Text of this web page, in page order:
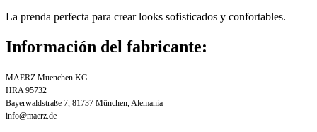
La prenda perfecta para crear looks sofisticados y confortables.
Información del fabricante:
MAERZ Muenchen KG
HRA 95732
Bayerwaldstraße 7, 81737 München, Alemania
info@maerz.de